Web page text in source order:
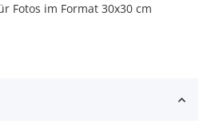
Fotos im Format 30x30 cm